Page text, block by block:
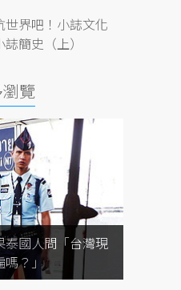
世界吧！小誌文化
簡史（上）
覽
泰國人問「台灣現
嗎？」